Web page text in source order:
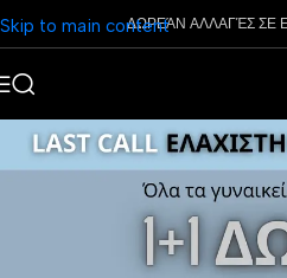
Skip to main contentΔΩΡΕΆΝ ΑΛΛΑΓΈΣ ΣΕ